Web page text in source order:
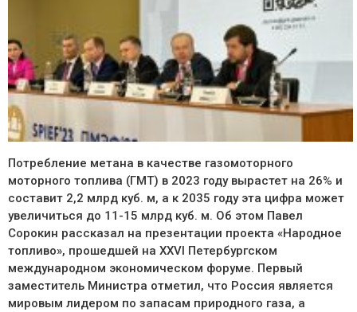
Потребление метана в качестве газомоторного
моторного топлива (ГМТ) в 2023 году вырастет на 26% и
составит 2,2 млрд куб. м, а к 2035 году эта цифра может
увеличиться до 11-15 млрд куб. м. Об этом Павел
Сорокин рассказал на презентации проекта «Народное
топливо», прошедшей на XXVI Петербургском
международном экономическом форуме. Первый
заместитель Министра отметил, что Россия является
мировым лидером по запасам природного газа, а